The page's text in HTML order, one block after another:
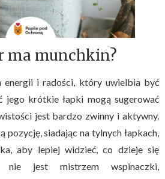
ma munchkin?
energii i radości, który uwielbia być
jego krótkie łapki mogą sugerować
jest bardzo zwinny i aktywny.
pozycję, siadając na tylnych łapkach,
aby lepiej widzieć, co dzieje się
jest mistrzem wspinaczki,